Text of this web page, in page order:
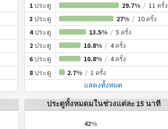
1ประตู 29.7% /11 ครั้ง
3 ประตู 27% /10 ครั้ง
4ประตู 13.5% / 5 ครั้ง
2ประตู 10.8% / 4 ครั้ง
6ประตู 10.8% / 4 ครั้ง
8ประตู 2.7% / 1 ครั้ง
แสดงทั้งหมด
ประตูทั้งหมดมในช่วงแต่ละ 15 นาที
42%